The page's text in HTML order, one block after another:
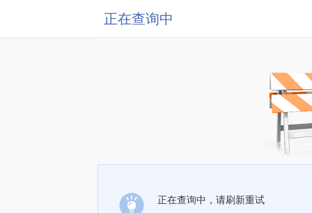
正在查询中
正在查询中，请刷新重试